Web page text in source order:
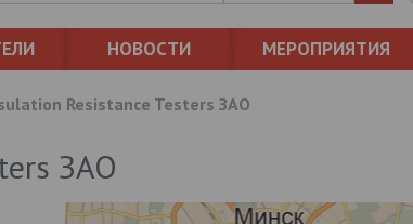
НОВОСТИ МЕРОПРИЯТИЯ
Resistance Testers ЗАО
ЗАО